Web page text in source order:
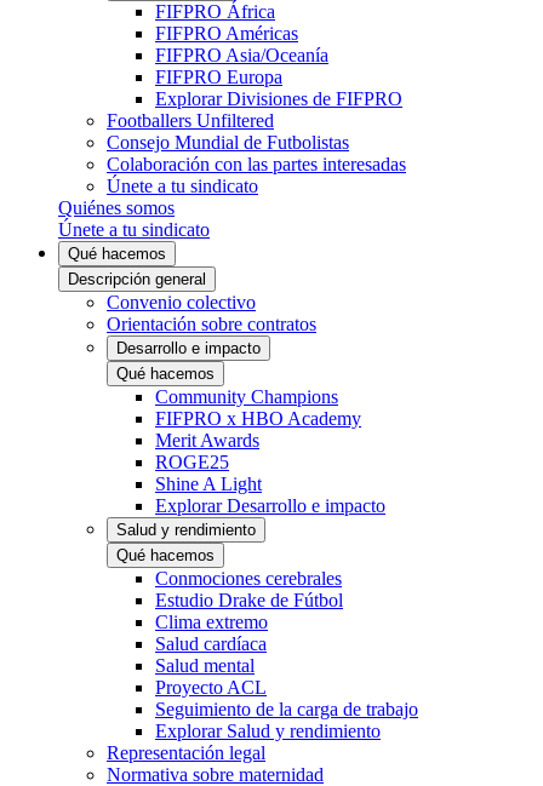
FIFPRO África
FIFPRO Américas
FIFPRO Asia/Oceanía
FIFPRO Europa
Explorar Divisiones de FIFPRO
Footballers Unfiltered
Consejo Mundial de Futbolistas
Colaboración con las partes interesadas
Únete a tu sindicato
Quiénes somos
Únete a tu sindicato
Qué hacemos
Descripción general
Convenio colectivo
Orientación sobre contratos
Desarrollo e impacto
Qué hacemos
Community Champions
FIFPRO x HBO Academy
Merit Awards
ROGE25
Shine A Light
Explorar Desarrollo e impacto
Salud y rendimiento
Qué hacemos
Conmociones cerebrales
Estudio Drake de Fútbol
Clima extremo
Salud cardíaca
Salud mental
Proyecto ACL
Seguimiento de la carga de trabajo
Explorar Salud y rendimiento
Representación legal
Normativa sobre maternidad